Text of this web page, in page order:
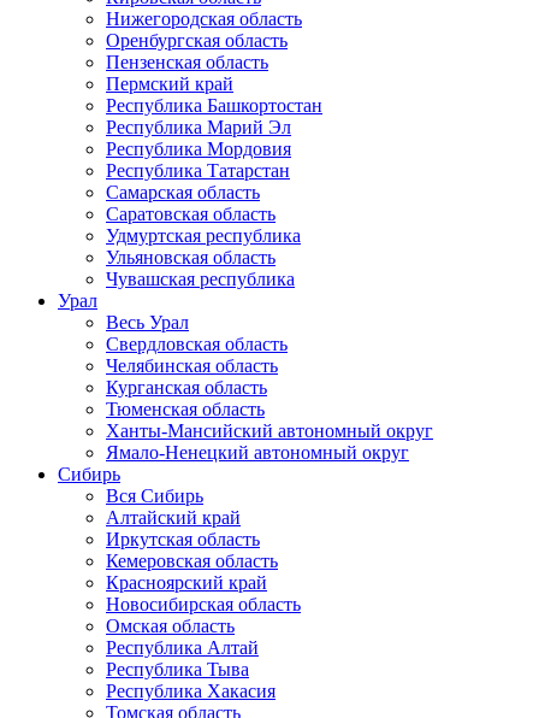
Нижегородская область
Оренбургская область
Пензенская область
Пермский край
Республика Башкортостан
Республика Марий Эл
Республика Мордовия
Республика Татарстан
Самарская область
Саратовская область
Удмуртская республика
Ульяновская область
Чувашская республика
Урал
Весь Урал
Свердловская область
Челябинская область
Курганская область
Тюменская область
Ханты-Мансийский автономный округ
Ямало-Ненецкий автономный округ
Сибирь
Вся Сибирь
Алтайский край
Иркутская область
Кемеровская область
Красноярский край
Новосибирская область
Омская область
Республика Алтай
Республика Тыва
Республика Хакасия
Томская область